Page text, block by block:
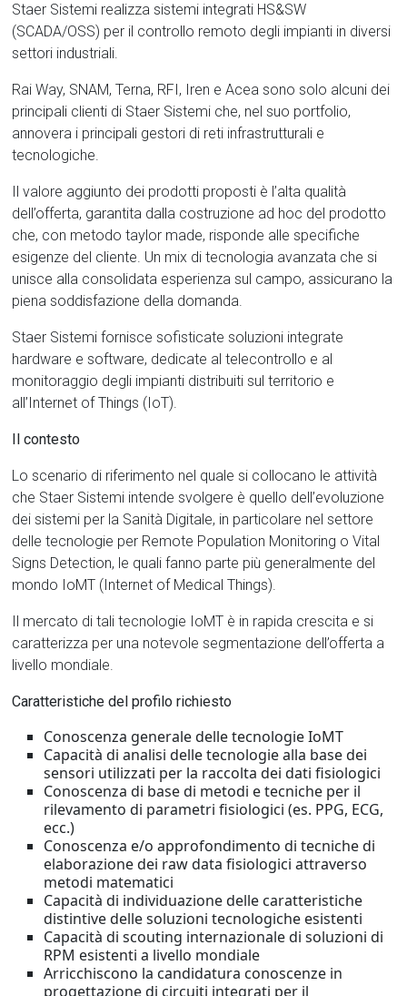
Staer Sistemi realizza sistemi integrati HS&SW
(SCADA/OSS) per il controllo remoto degli impianti in diversi
settori industriali.
Rai Way, SNAM, Terna, RFI, Iren e Acea sono solo alcuni dei
principali clienti di Staer Sistemi che, nel suo portfolio,
annovera i principali gestori di reti infrastrutturali e
tecnologiche.
Il valore aggiunto dei prodotti proposti è l’alta qualità
dell’offerta, garantita dalla costruzione ad hoc del prodotto
che, con metodo taylor made, risponde alle specifiche
esigenze del cliente. Un mix di tecnologia avanzata che si
unisce alla consolidata esperienza sul campo, assicurano la
piena soddisfazione della domanda.
Staer Sistemi fornisce sofisticate soluzioni integrate
hardware e software, dedicate al telecontrollo e al
monitoraggio degli impianti distribuiti sul territorio e
all’Internet of Things (IoT).
Il contesto
Lo scenario di riferimento nel quale si collocano le attività
che Staer Sistemi intende svolgere è quello dell’evoluzione
dei sistemi per la Sanità Digitale, in particolare nel settore
delle tecnologie per Remote Population Monitoring o Vital
Signs Detection, le quali fanno parte più generalmente del
mondo IoMT (Internet of Medical Things).
Il mercato di tali tecnologie IoMT è in rapida crescita e si
caratterizza per una notevole segmentazione dell’offerta a
livello mondiale.
Caratteristiche del profilo richiesto
Conoscenza generale delle tecnologie IoMT
Capacità di analisi delle tecnologie alla base dei
sensori utilizzati per la raccolta dei dati fisiologici
Conoscenza di base di metodi e tecniche per il
rilevamento di parametri fisiologici (es. PPG, ECG,
ecc.)
Conoscenza e/o approfondimento di tecniche di
elaborazione dei raw data fisiologici attraverso
metodi matematici
Capacità di individuazione delle caratteristiche
distintive delle soluzioni tecnologiche esistenti
Capacità di scouting internazionale di soluzioni di
RPM esistenti a livello mondiale
Arricchiscono la candidatura conoscenze in
progettazione di circuiti integrati per il